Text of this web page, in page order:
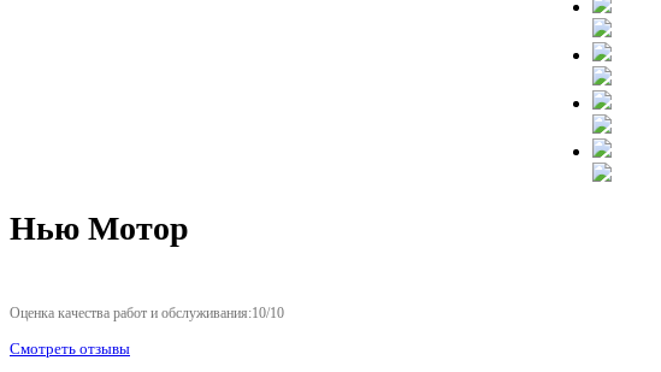
Нью Мотор
Оценка качества работ и обслуживания:10/10
Смотреть отзывы